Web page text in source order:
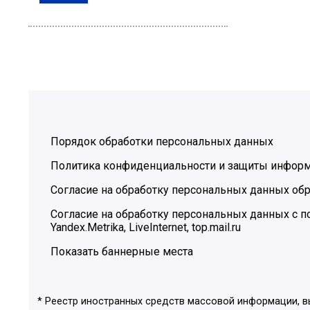
Порядок обработки персональных данных
Политика конфиденциальности и защиты
Согласие на обработку персональных данных
Согласие на обработку персональных данных с
Yandex.Metrika, LiveInternet, top.mail.ru
Показать баннерные места
* Реестр иностранных средств массовой информации,